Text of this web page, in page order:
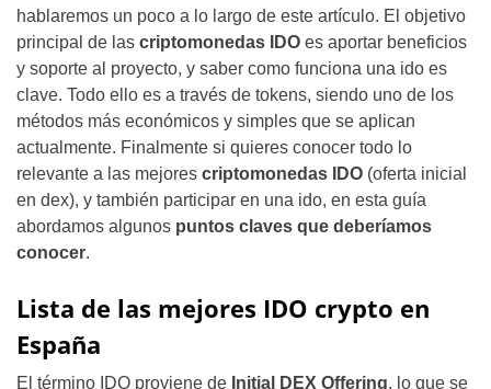
hablaremos un poco a lo largo de este artículo. El objetivo
principal de las criptomonedas IDO es aportar beneficios
y soporte al proyecto, y saber como funciona una ido es
clave. Todo ello es a través de tokens, siendo uno de los
métodos más económicos y simples que se aplican
actualmente. Finalmente si quieres conocer todo lo
relevante a las mejores criptomonedas IDO (oferta inicial
en dex), y también participar en una ido, en esta guía
abordamos algunos puntos claves que deberíamos
conocer.
Lista de las mejores IDO crypto en
España
El término IDO proviene de Initial DEX Offering, lo que se